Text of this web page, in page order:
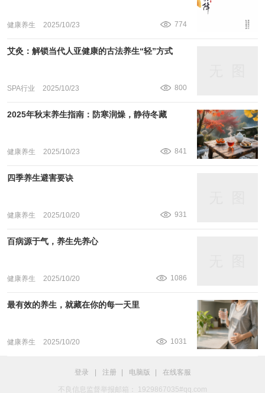
健康养生 2025/10/23 774
艾灸：解锁当代人亚健康的古法养生“轻”方式
SPA行业 2025/10/23 800
2025年秋末养生指南：防寒润燥，静待冬藏
健康养生 2025/10/23 841
四季养生避害要诀
健康养生 2025/10/20 931
百病源于气，养生先养心
健康养生 2025/10/20 1086
最有效的养生，就藏在你的每一天里
健康养生 2025/10/20 1031
登录 | 注册 | 电脑版 | 在线客服
不良信息监督举报邮箱： 1929867035#qq.com